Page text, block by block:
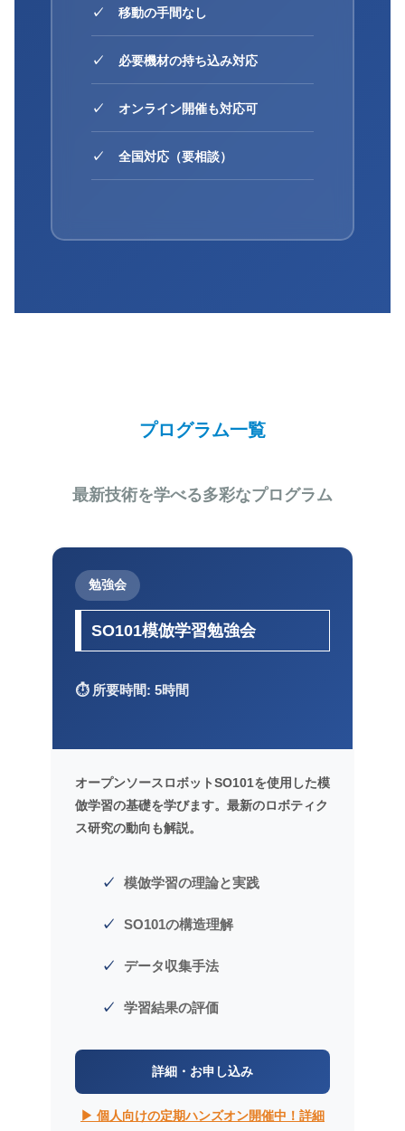
移動の手間なし
必要機材の持ち込み対応
オンライン開催も対応可
全国対応（要相談）
プログラム一覧
最新技術を学べる多彩なプログラム
勉強会
SO101模倣学習勉強会
⏱️ 所要時間: 5時間
オープンソースロボットSO101を使用した模
倣学習の基礎を学びます。最新のロボティク
ス研究の動向も解説。
模倣学習の理論と実践
SO101の構造理解
データ収集手法
学習結果の評価
詳細・お申し込み
▶ 個人向けの定期ハンズオン開催中！詳細